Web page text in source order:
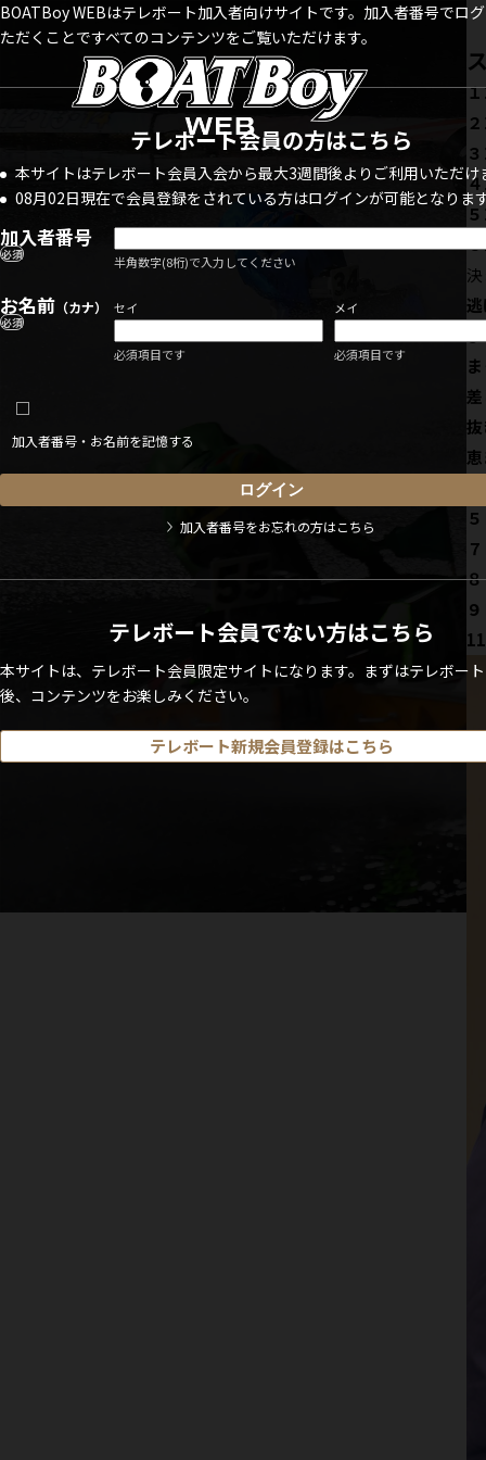
BOATBoy WEBはテレボート加入者向けサイトです。加入者番号でログ
ただくことですべてのコンテンツをご覧いただけます。
テレボート会員の方はこちら
本サイトはテレボート会員入会から最大3週間後よりご利用いただけ
08月02日現在で会員登録をされている方はログインが可能となります
加入者番号
必須 半角数字(8桁)で入力してください
お名前 （カナ）
必須
セイ
必須項目です
メイ
必須項目です
加入者番号・お名前を記憶する
加入者番号をお忘れの方はこちら
テレボート会員でない方はこちら
本サイトは、テレボート会員限定サイトになります。まずはテレボー
後、コンテンツをお楽しみください。
テレボート新規会員登録はこちら